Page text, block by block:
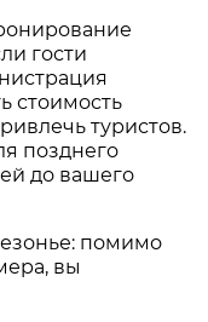
гости
стоимость
туристов.
позднего
до вашего
помимо
вы